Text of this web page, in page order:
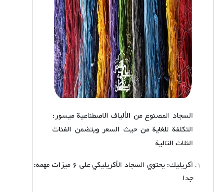
:السجاد المصنوع من الألياف الاصطناعية ميسور
التكلفة للغاية من حيث السعر ويتضمن الفئات
الثلاث التالية
:أكريليك: يحتوي السجاد الأكريليكي على 6 میزات مهمه
جدا